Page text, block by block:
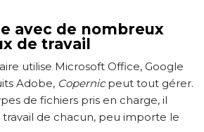
avec de nombreux
de travail
utilise Microsoft Office, Google
Adobe, Copernicpeut tout gérer.
de fichiers pris en charge, il
travail de chacun, peu importe le